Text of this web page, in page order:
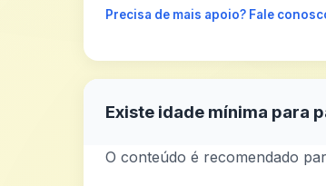
Precisa de mais apoio? Fale
Existe idade mínima para
O conteúdo é recomendado